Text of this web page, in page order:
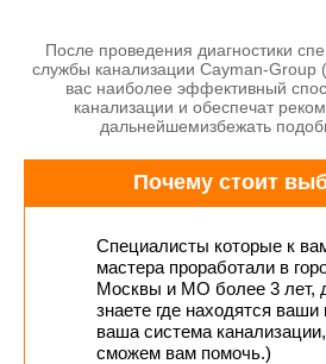
После проведения диагностики
службы канализации Cayman-Group
вас наиболее эффективный
канализации и обеспечат
дальнейшемизбежать
Почему стоит
Специалисты которые к
мастера проработали в
Москвы и МО более 3 лет,
знаете где находятся
ваша система
сможем вам помочь.)